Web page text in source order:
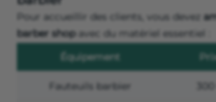
Pour accueillir des clients, vous devez
barber shopavec du matériel essentiel :
Équipement
Fauteuils barbier